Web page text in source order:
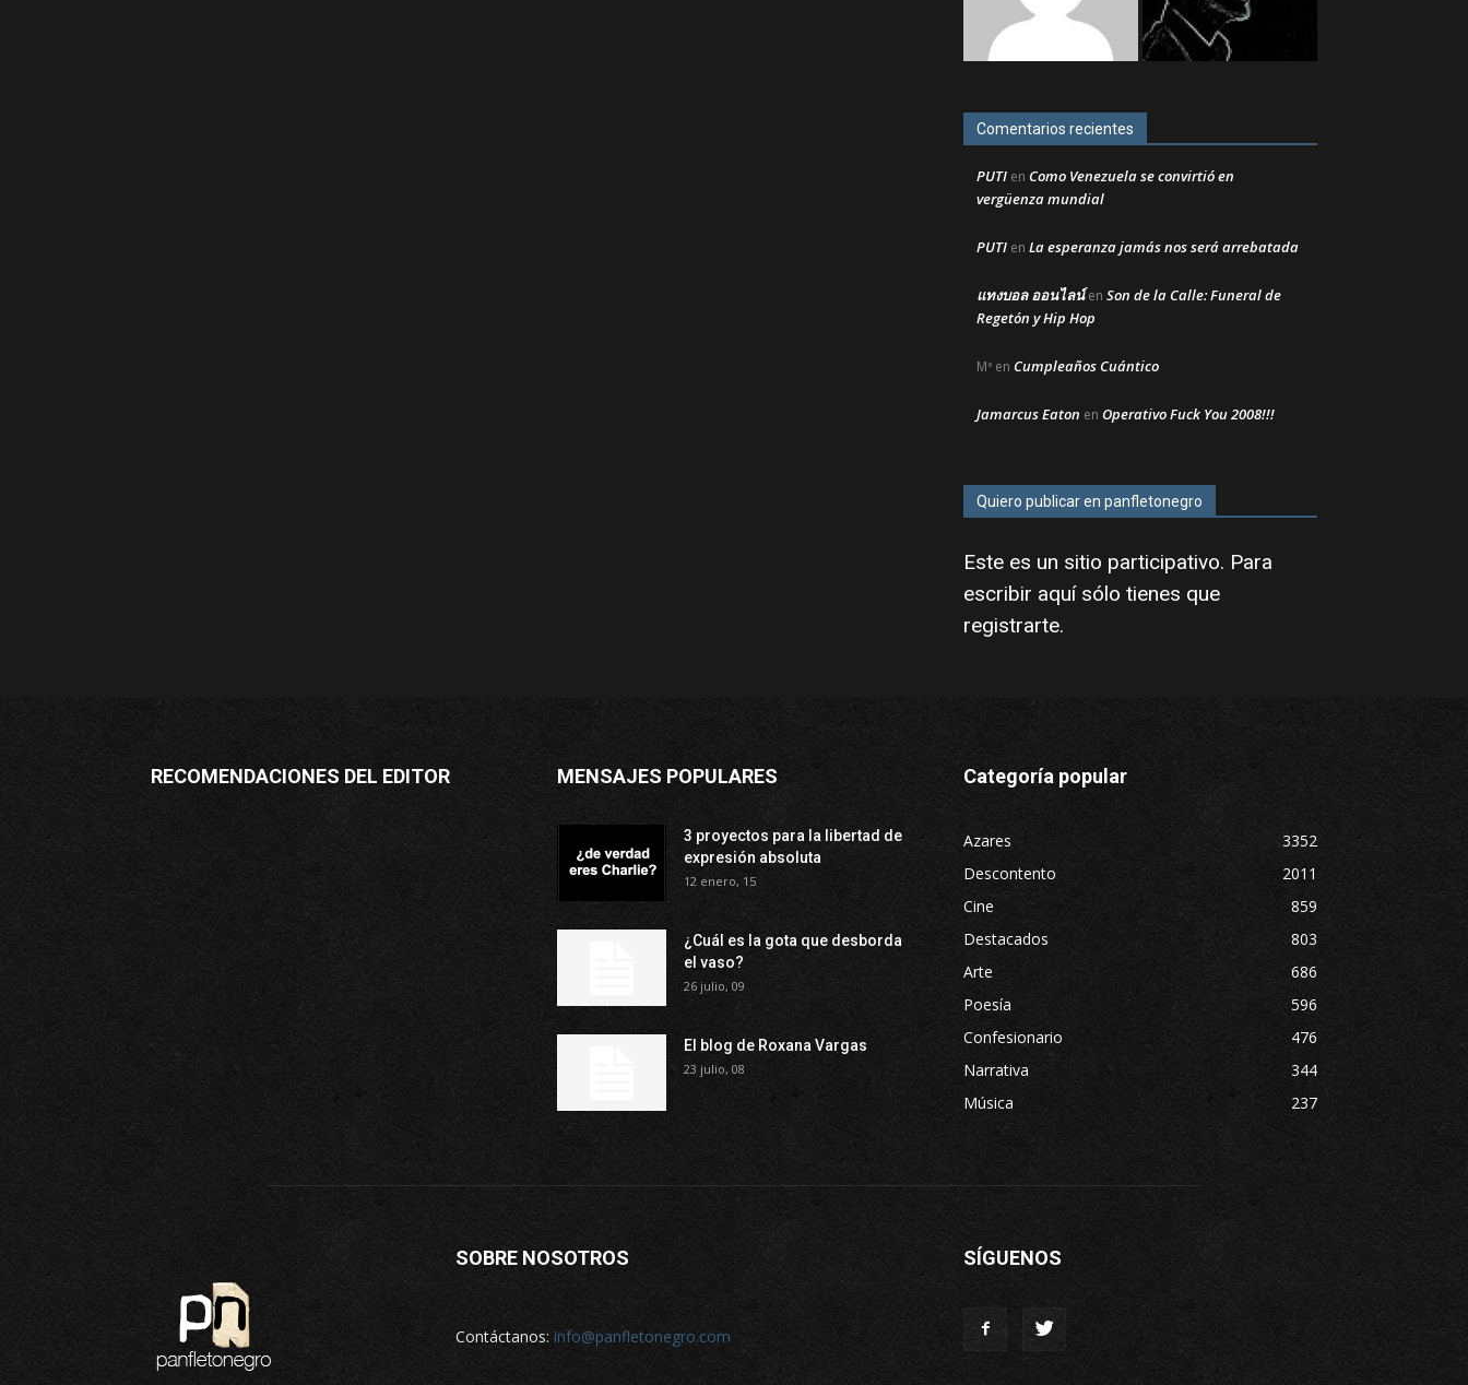
Comentarios recientes
PUTI en Como Venezuela se convirtió en
vergüenza mundial
PUTI en La esperanza jamás nos será arrebatada
แทงบอล ออนไลน์en Son de la Calle: Funeral de
Regetón y Hip Hop
Mª en Cumpleaños Cuántico
Jamarcus Eaton en Operativo Fuck You 2008!!!
Quiero publicar en panfletonegro
Este es un sitio participativo. Para
escribir aquí sólo tienes que
registrarte.
RECOMENDACIONES DEL EDITOR MENSAJES POPULARES
3 proyectos para la libertad de
expresión absoluta
12 enero, 15
¿Cuál es la gota que desborda
el vaso?
26 julio, 09
El blog de Roxana Vargas
23 julio, 08
Categoría popular
Azares
3352
Descontento
2011
Cine
859
Destacados
803
Arte
686
Poesía
596
Confesionario
476
Narrativa
344
Música
237
SOBRE NOSOTROS
Contáctanos: info@panfletonegro.com
SÍGUENOS